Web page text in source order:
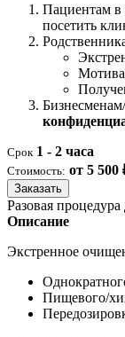
Пациентам в
посетить
Срок 1 - 2 часа
Стоимость: от 5 500
Заказать
Разовая
Описание
Экстренное
Пищевого/